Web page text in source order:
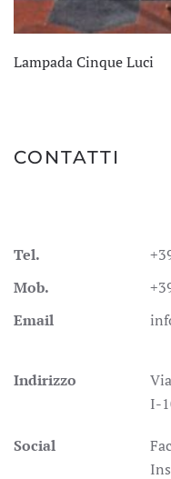
Lampada Cinque Luci
CONTATTI
Tel.
Mob.
Email
Indirizzo
I-
Social